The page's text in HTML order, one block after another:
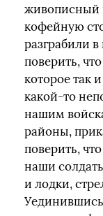
живописный
кофейную
разграбили
поверить,
которое так
какой-то
нашим
районы,
поверить,
наши
и лодки,